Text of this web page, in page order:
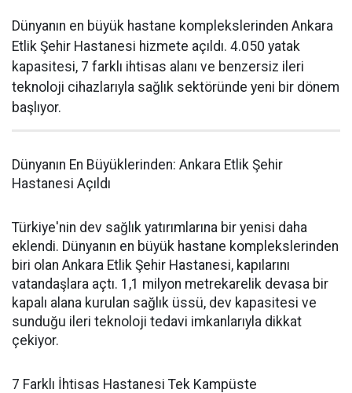
Dünyanın en büyük hastane komplekslerinden Ankara
Etlik Şehir Hastanesi hizmete açıldı. 4.050 yatak
kapasitesi, 7 farklı ihtisas alanı ve benzersiz ileri
teknoloji cihazlarıyla sağlık sektöründe yeni bir dönem
başlıyor.
Dünyanın En Büyüklerinden: Ankara Etlik Şehir
Hastanesi Açıldı
Türkiye'nin dev sağlık yatırımlarına bir yenisi daha
eklendi. Dünyanın en büyük hastane komplekslerinden
biri olan Ankara Etlik Şehir Hastanesi, kapılarını
vatandaşlara açtı. 1,1 milyon metrekarelik devasa bir
kapalı alana kurulan sağlık üssü, dev kapasitesi ve
sunduğu ileri teknoloji tedavi imkanlarıyla dikkat
çekiyor.
7 Farklı İhtisas Hastanesi Tek Kampüste